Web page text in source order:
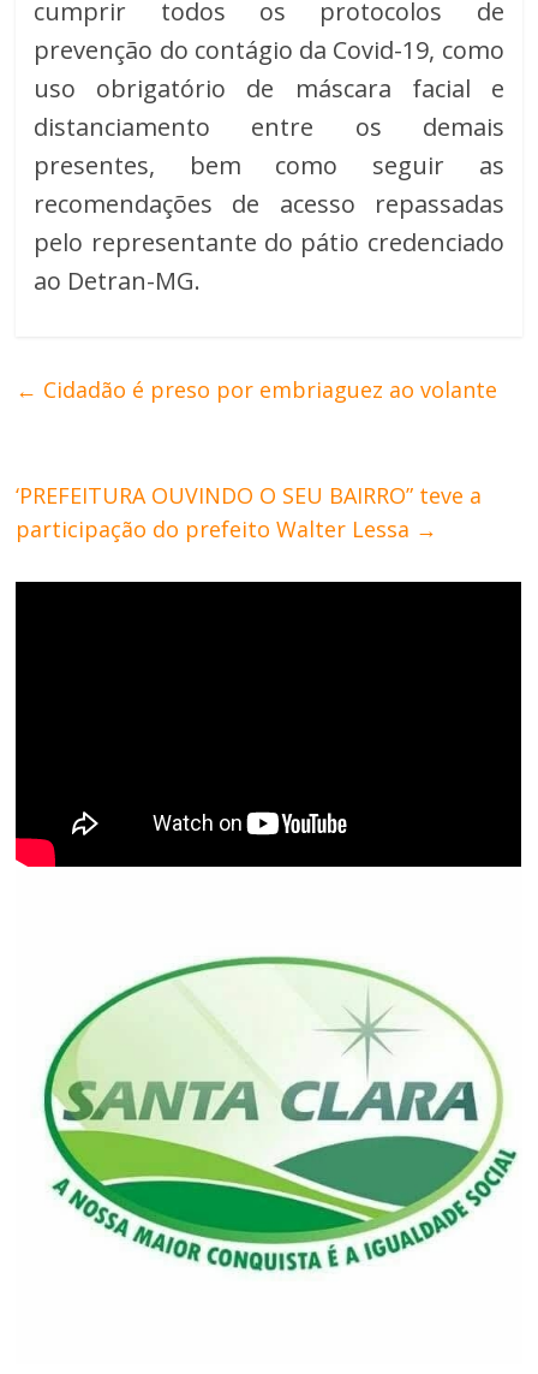
cumprir todos os protocolos de
prevenção do contágio da Covid-19, como
uso obrigatório de máscara facial e
distanciamento entre os demais
presentes, bem como seguir as
recomendações de acesso repassadas
pelo representante do pátio credenciado
ao Detran-MG.
← Cidadão é preso por embriaguez ao volante
‘PREFEITURA OUVINDO O SEU BAIRRO” teve a
participação do prefeito Walter Lessa →